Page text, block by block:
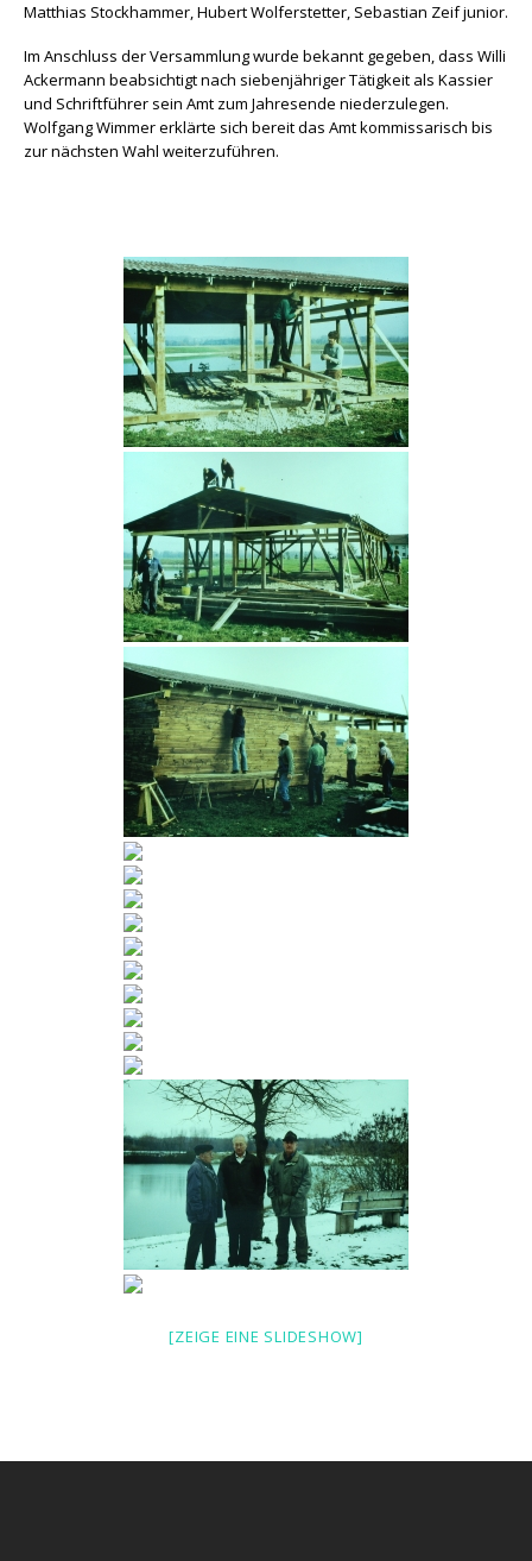
Matthias Stockhammer, Hubert Wolferstetter, Sebastian Zeif junior.
Im Anschluss der Versammlung wurde bekannt gegeben, dass Willi
Ackermann beabsichtigt nach siebenjähriger Tätigkeit als Kassier
und Schriftführer sein Amt zum Jahresende niederzulegen.
Wolfgang Wimmer erklärte sich bereit das Amt kommissarisch bis
zur nächsten Wahl weiterzuführen.
[ZEIGE EINE SLIDESHOW]